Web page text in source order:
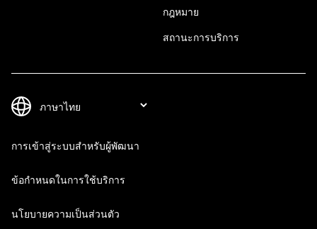
กฎหมาย
สถานะการบริการ
การเข้าสู่ระบบสำหรับผู้พัฒนา
ข้อกำหนดในการใช้บริการ
นโยบายความเป็นส่วนตัว